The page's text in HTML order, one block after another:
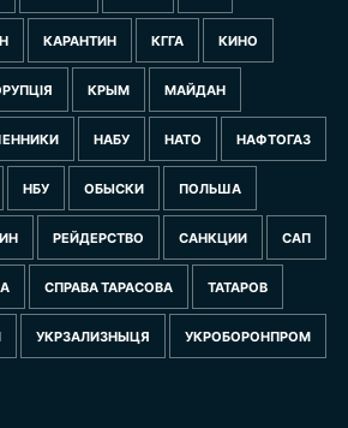
КАРАНТИН КГГА КИНО
КРЫМ МАЙДАН
НАБУ НАТО НАФТОГАЗ
НБУ ОБЫСКИ ПОЛЬША
РЕЙДЕРСТВО САНКЦИИ САП
СПРАВА ТАРАСОВА ТАТАРОВ
УКРЗАЛИЗНЫЦЯ УКРОБОРОНПРОМ